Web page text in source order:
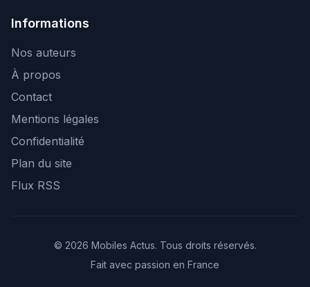
Informations
Nos auteurs
À propos
Contact
Mentions légales
Confidentialité
Plan du site
Flux RSS
© 2026 Mobiles Actus. Tous droits réservés.
Fait avec passion en France